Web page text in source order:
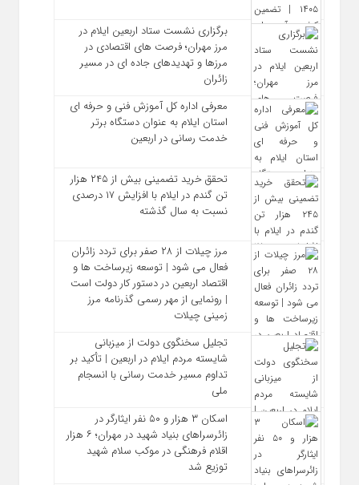
برگزاری نشست ستاد اربعین ایلام در
مرز مهران؛ فرصت‌ های اقتصادی در
مرزها و تهدیدهای جاده‌ ای در مسیر
زائران
معرفی اداره کل آموزش فنی و حرفه‌ ای
استان ایلام به‌ عنوان دستگاه برتر
خدمت‌ رسانی در اربعین
تحقق خرید تضمینی بیش از ۲۴۵ هزار
تن گندم در ایلام با افزایش ۱۷ درصدی
نسبت به سال گذشته
مرز چیلات از ۲۸ صفر برای تردد زائران
فعال می‌ شود | توسعه زیرساخت‌ ها و
اقتصاد اربعین در دستور کار دولت است
| رونمایی از مهر رسمی گذرنامه مرز
زمینی چیلات
تجلیل سخنگوی دولت از میزبانی
شایسته مردم ایلام در اربعین | تأکید بر
تداوم مسیر خدمت‌ رسانی با انسجام
ملی
اسکان ۳ هزار و ۵۰ نفر ایثارگر در
زائرسراهای بنیاد شهید در مهران؛ ۶ هزار
اقلام فرهنگی در موکب سلام شهید
توزیع شد